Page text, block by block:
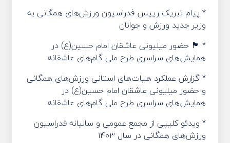
* پیام تبریک رییس فدراسیون ورزش‌های همگانی به
وزیر جدید ورزش و جوانان
* 🏴 حضور میلیونی عاشقان امام حسین(ع) در
همایش‌های سراسری طرح ملی گام‌های عاشقانه
* گزارش عملکرد هیات‌های استانی ورزش‌های همگانی
و حضور میلیونی عاشقان امام حسین(ع) در
همایش‌های سراسری طرح ملی گام‌های عاشقانه
* ویدئو کلیپی از مجمع عمومی و سالیانه فدراسیون
ورزش‌های همگانی در سال ۱۴۰۳